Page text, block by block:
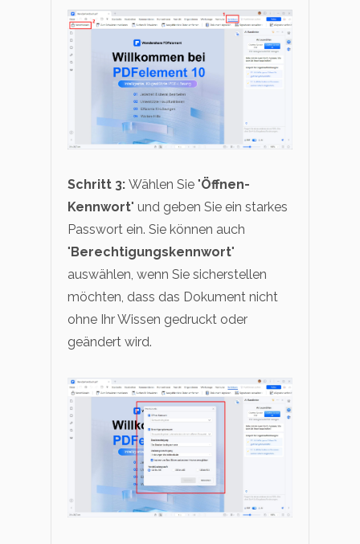
Schritt 3: Wählen Sie "Öffnen-
Kennwort" und geben Sie ein starkes
Passwort ein. Sie können auch
"Berechtigungskennwort"
auswählen, wenn Sie sicherstellen
möchten, dass das Dokument nicht
ohne Ihr Wissen gedruckt oder
geändert wird.